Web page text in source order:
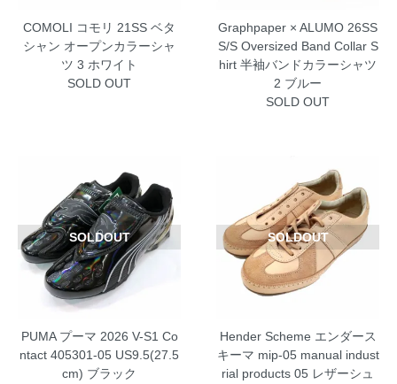
COMOLI コモリ 21SS ベタ
シャン オープンカラーシャ
ツ 3 ホワイト
SOLD OUT
Graphpaper × ALUMO 26SS
S/S Oversized Band Collar S
hirt 半袖バンドカラーシャツ
2 ブルー
SOLD OUT
SOLDOUT
PUMA プーマ 2026 V-S1 Co
ntact 405301-05 US9.5(27.5
cm) ブラック
SOLDOUT
Hender Scheme エンダース
キーマ mip-05 manual indust
rial products 05 レザーシュ